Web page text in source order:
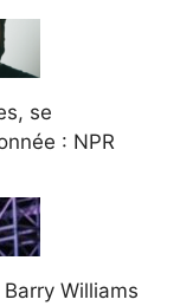
se
: NPR
Williams